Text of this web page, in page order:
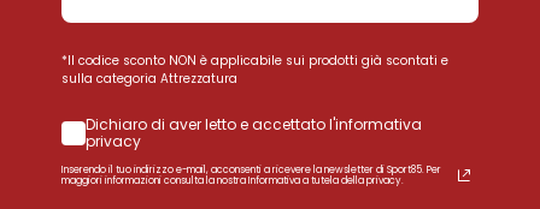
*Il codice sconto NON è applicabile sui prodotti già scontati e
sulla categoria Attrezzatura
Dichiaro di aver letto e accettato l'informativa
privacy
Inserendo il tuo indirizzo e-mail, acconsenti a ricevere la newsletter di Sport85. Per
maggiori informazioni consulta la nostra Informativa a tutela della privacy.